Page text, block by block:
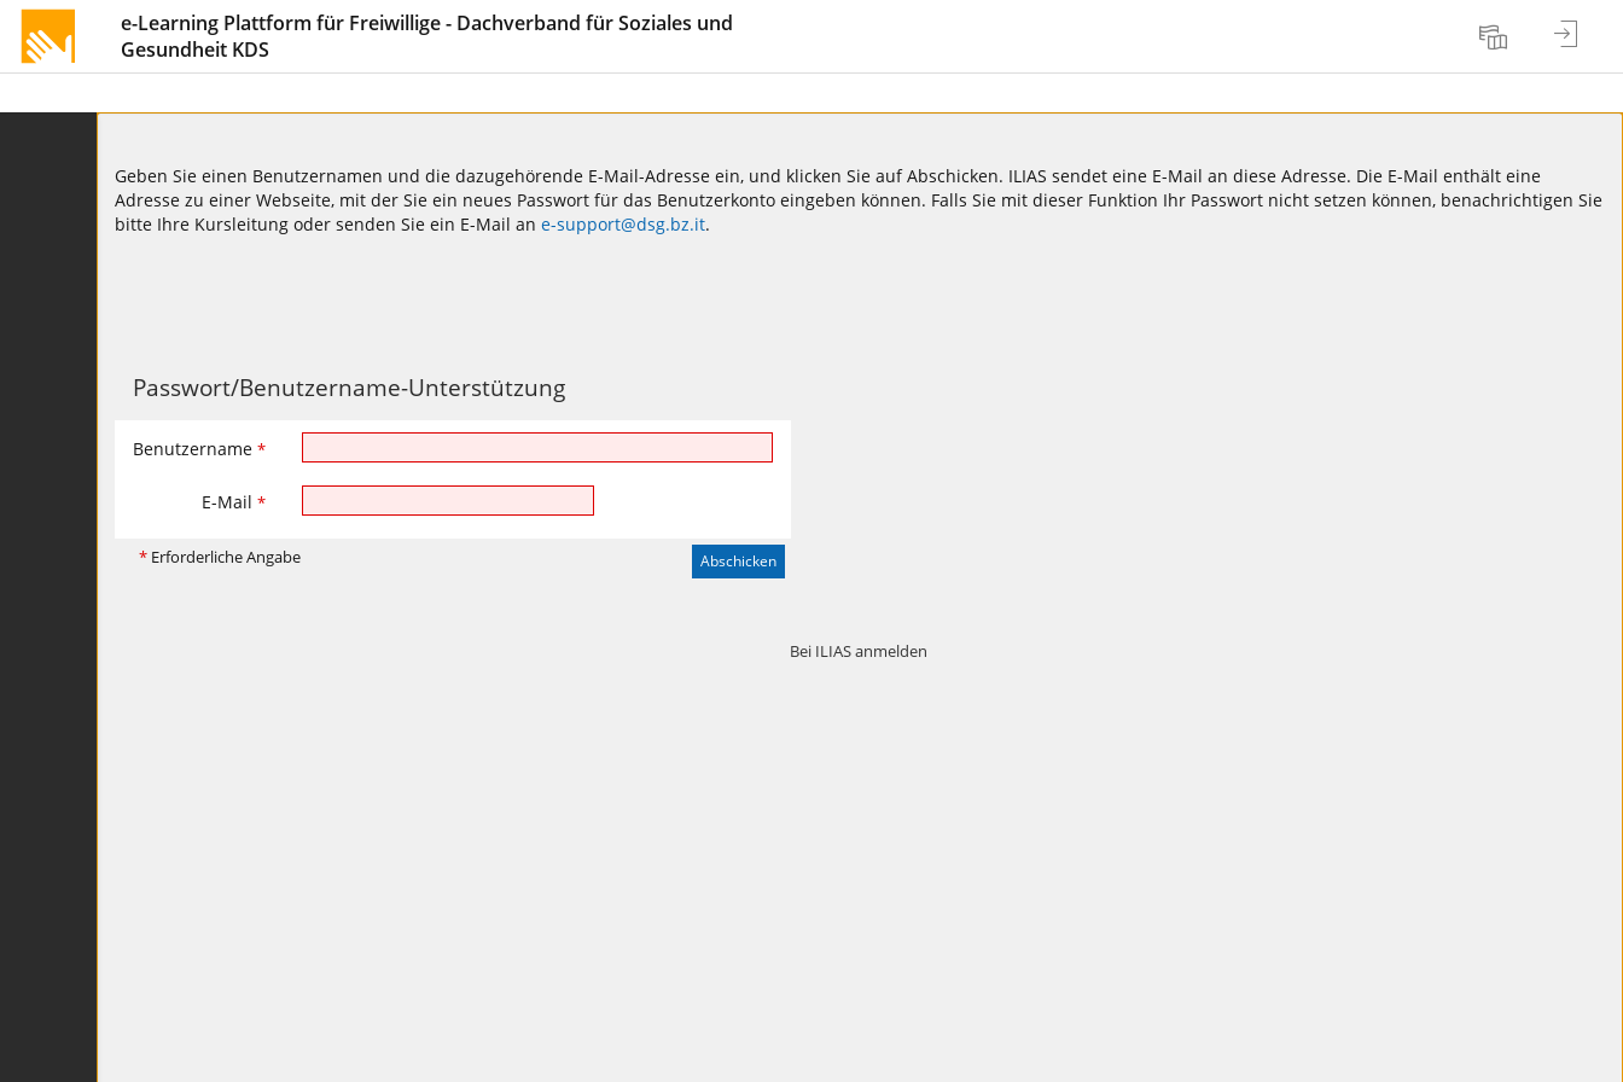
e-Learning Plattform für Freiwillige - Dachverband für Soziales und
Gesundheit KDS
Geben Sie einen Benutzernamen und die dazugehörende E-Mail-Adresse ein, und klicken Sie auf Abschicken. ILIAS sendet eine E-Mail an diese Adresse. Die E-Mail enthält eine
Adresse zu einer Webseite, mit der Sie ein neues Passwort für das Benutzerkonto eingeben können. Falls Sie mit dieser Funktion Ihr Passwort nicht setzen können, benachrichtigen Sie
bitte Ihre Kursleitung oder senden Sie ein E-Mail an e-support@dsg.bz.it.
Passwort/Benutzername-Unterstützung
Benutzername *
E-Mail *
* Erforderliche Angabe
Bei ILIAS anmelden